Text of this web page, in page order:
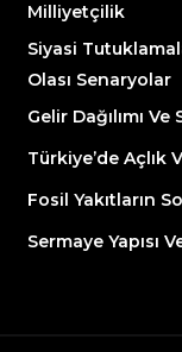
Milliyetçilik
Siyasi
Olası Senaryolar
Gelir Dağılımı
Türkiye’de Açlık
Fosil Yakıtların
Sermaye Yapısı